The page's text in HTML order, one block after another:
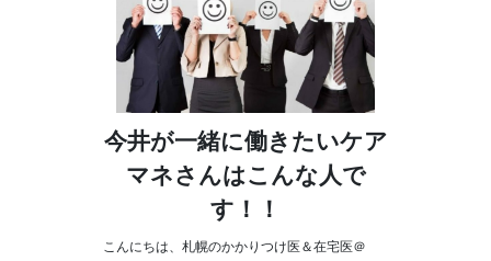
今井が一緒に働きたいケア
マネさんはこんな人で
す！！
こんにちは、札幌のかかりつけ医＆在宅医＠